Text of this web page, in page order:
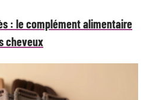
: le complément alimentaire
cheveux